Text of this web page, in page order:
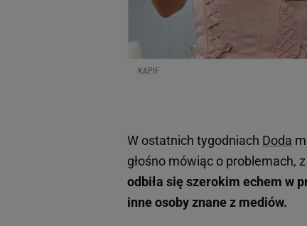
KAPIF
W ostatnich tygodniach Doda
głośno mówiąc o problemach,
odbiła się szerokim echem w
inne osoby znane z mediów.